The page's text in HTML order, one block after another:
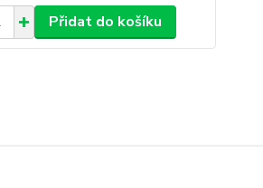
Přidat do košíku